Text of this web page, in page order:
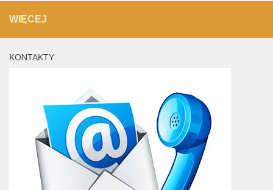
WIĘCEJ
KONTAKTY